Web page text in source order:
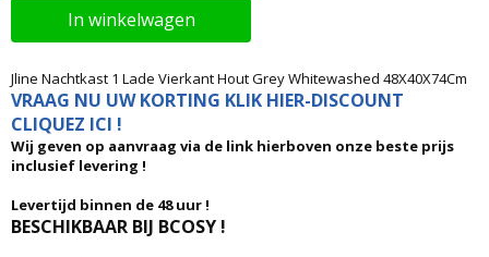
In winkelwagen
Jline Nachtkast 1 Lade Vierkant Hout Grey Whitewashed 48X40X74Cm
VRAAG NU UW KORTING KLIK HIER-DISCOUNT
CLIQUEZ ICI !
Wij geven op aanvraag via de link hierboven onze beste prijs
inclusief levering !
Levertijd binnen de 48 uur !
BESCHIKBAAR BIJ BCOSY !